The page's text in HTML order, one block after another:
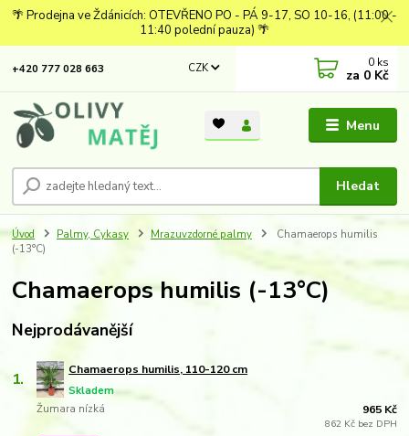
🌴 Prodejna ve Ždánicích: OTEVŘENO PO - PÁ 9-17, SO 10-16, (11:00 -
11:40 polední pauza) 🌴
Menu
CZK
Hledat
+420 777 028 663 0 ks
za 0 Kč
Úvod Palmy, Cykasy Mrazuvzdorné palmy
Chamaerops humilis
(-13°C)
Chamaerops humilis (-13°C)
Nejprodávanější
1. Chamaerops humilis, 110-120 cm
Žumara nízká
Skladem
965 Kč
862 Kč bez DPH